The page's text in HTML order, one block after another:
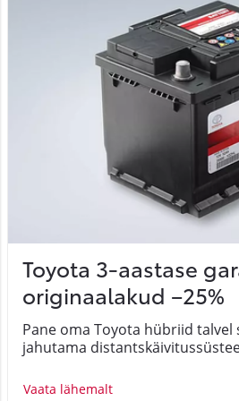
Toyota 3-aastase
originaalakud –25%
Pane oma Toyota hübriid talvel
jahutama
Vaata lähemalt